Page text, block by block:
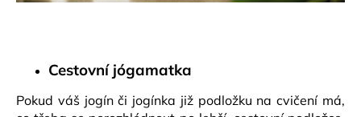
Cestovní jógamatka
Pokud váš jogín či jogínka již podložku na cvičení má,
e
VÁLEC